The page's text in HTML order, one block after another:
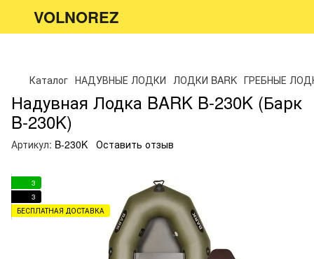
VOLNOREZ
Каталог НАДУВНЫЕ ЛОДКИ ЛОДКИ BARK ГРЕБНЫЕ
Надувная Лодка BARK B-230K (Барк
B-230K)
Артикул: B-230K Оставить отзыв
3
3
БЕСПЛАТНАЯ ДОСТАВКА